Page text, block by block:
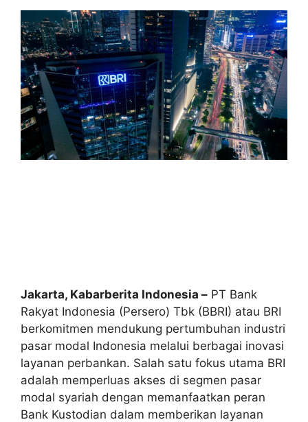
Jakarta, Kabarberita Indonesia – PT Bank
Rakyat Indonesia (Persero) Tbk (BBRI) atau BRI
berkomitmen mendukung pertumbuhan industri
pasar modal Indonesia melalui berbagai inovasi
layanan perbankan. Salah satu fokus utama BRI
adalah memperluas akses di segmen pasar
modal syariah dengan memanfaatkan peran
Bank Kustodian dalam memberikan layanan